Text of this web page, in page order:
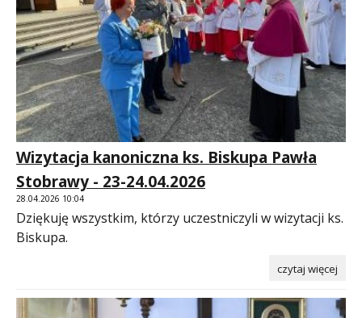
Wizytacja kanoniczna ks. Biskupa Pawła
Stobrawy - 23-24.04.2026
28.04.2026 10:04
Dziękuję wszystkim, którzy uczestniczyli w wizytacji ks.
Biskupa.
czytaj więcej